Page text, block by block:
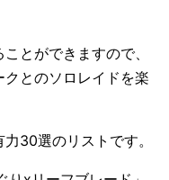
とができますので、
とのソロレイドを楽
30選のリストです。